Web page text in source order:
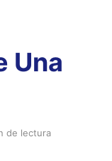
Una
de lectura